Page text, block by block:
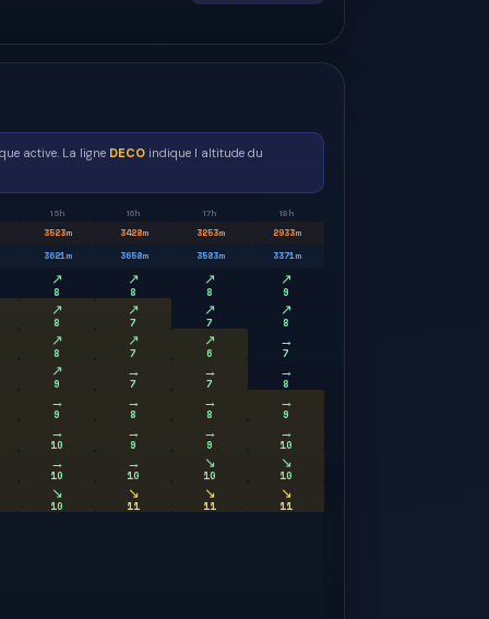
active. La ligne DECO indique l altitude du
15h 16h 17h 18h
3523m 3428m 3253m 2933m
3621m 3658m 3583m 3371m
↗
8
↗
8
↗
8
↗
9
↗
8
↗
7
↗
7
↗
8
↗
8
↗
7
↗
6
→
7
↗
9
→
7
→
7
→
8
→
9
→
8
→
8
→
9
→
10
→
9
→
9
→
10
→
10
→
10
↘
10
↘
10
↘
10
↘
11
↘
11
↘
11